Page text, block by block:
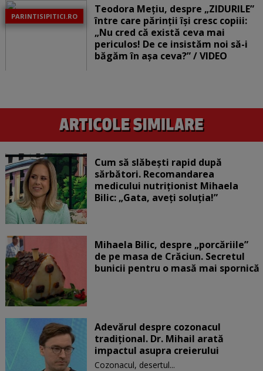
PARINTISIPITICI.RO
Teodora Mețiu, despre „ZIDURILE”
între care părinții își cresc copiii:
„Nu cred că există ceva mai
periculos! De ce insistăm noi să-i
băgăm în așa ceva?” / VIDEO
Cum să slăbești rapid după
sărbători. Recomandarea
medicului nutriționist Mihaela
Bilic: „Gata, aveți soluția!”
Mihaela Bilic, despre „porcăriile”
de pe masa de Crăciun. Secretul
bunicii pentru o masă mai spornică
Adevărul despre cozonacul
tradițional. Dr. Mihail arată
impactul asupra creierului
Cozonacul, desertul...